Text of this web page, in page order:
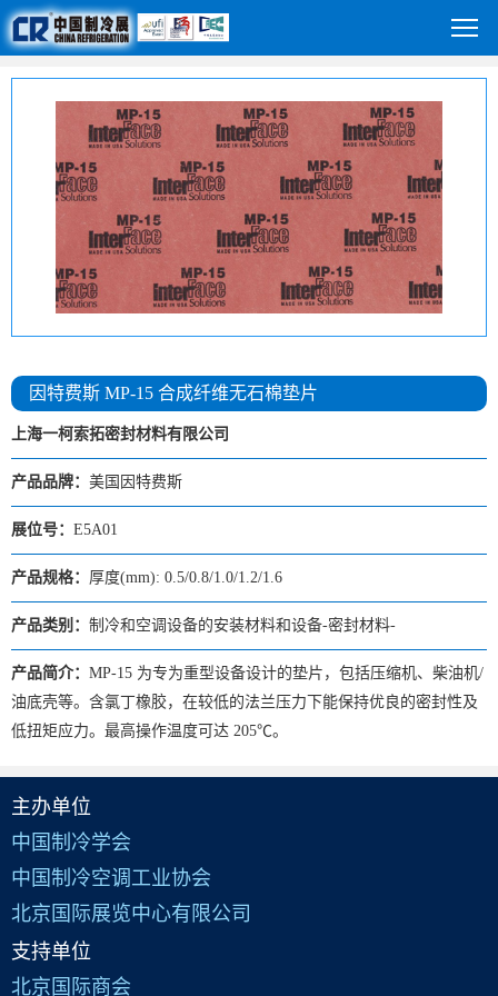
因特费斯 MP-15 合成纤维无石棉垫片
上海一柯索拓密封材料有限公司
产品品牌： 美国因特费斯
展位号： E5A01
产品规格： 厚度(mm): 0.5/0.8/1.0/1.2/1.6
产品类别： 制冷和空调设备的安装材料和设备-密封材料-
产品简介： MP-15 为专为重型设备设计的垫片，包括压缩机、柴油机/
油底壳等。含氯丁橡胶，在较低的法兰压力下能保持优良的密封性及
低扭矩应力。最高操作温度可达 205℃。
主办单位
中国制冷学会
中国制冷空调工业协会
北京国际展览中心有限公司
支持单位
北京国际商会